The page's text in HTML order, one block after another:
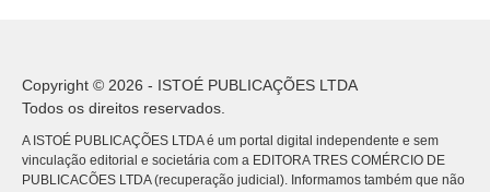
Copyright © 2026 - ISTOÉ PUBLICAÇÕES LTDA
Todos os direitos reservados.
A ISTOÉ PUBLICAÇÕES LTDA é um portal digital independente e sem
vinculação editorial e societária com a EDITORA TRES COMÉRCIO DE
PUBLICACÕES LTDA (recuperação judicial). Informamos também que não